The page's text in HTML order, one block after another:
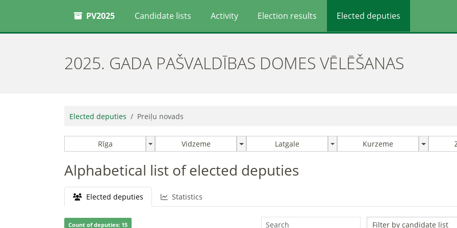
PV2025 Candidate lists Activity Election results Elected deputies
2025. GADA PAŠVALDĪBAS DOMES VĒLĒŠANAS
Elected deputies Preiļu novads
Rīga Vidzeme Latgale Kurzeme
Alphabetical list of elected deputies
Elected deputies Statistics
Count of deputies: 15